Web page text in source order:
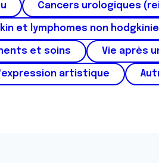
Cancers urologiques
et lymphomes non
et soins Vie après
artistique